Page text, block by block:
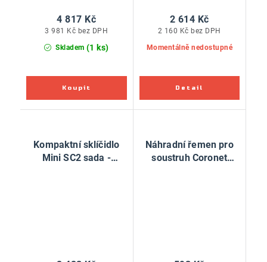
Skladem (1 ks)
3 981 Kč bez DPH
4 817 Kč
Momentálně nedostupné
2 160 Kč bez DPH
2 614 Kč
Kompaktní sklíčidlo
Mini SC2 sada -
Náhradní řemen pro
soustruh Coronet